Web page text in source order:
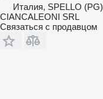
Италия, SPELLO (PG)
CIANCALEONI SRL
Связаться с продавцом